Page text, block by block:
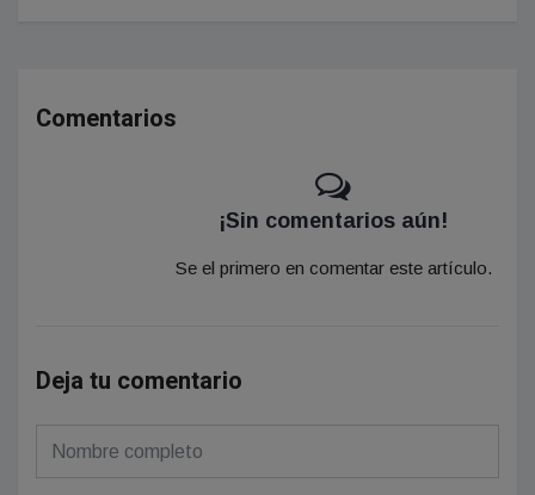
Comentarios
¡Sin comentarios aún!
Se el primero en comentar este artículo.
Deja tu comentario